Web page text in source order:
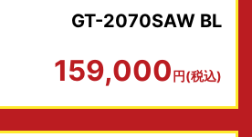
GT-2070SAW BL
159,000円(税込)